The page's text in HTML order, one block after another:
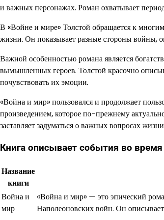
и важных персонажах. Роман охватывает
В «Войне и мире» Толстой обращается к
жизни. Он показывает разные стороны войны,
Важной особенностью романа является
вымышленных героев. Толстой красочно
почувствовать их эмоции.
«Война и мир» пользовался и продолжает
произведением, которое по-прежнему
заставляет задуматься о важных вопросах
Книга описывает события во
Название
книги
Война и
мир
«Война и мир» — это эпический
Наполеоновских войн. Он